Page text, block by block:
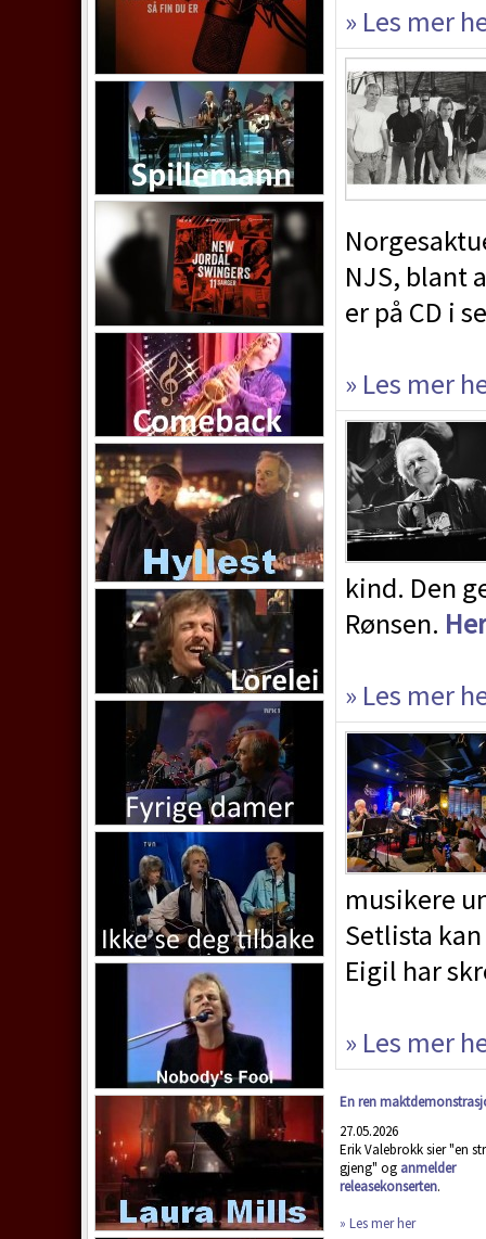
» Les mer
NJS, blant
er på CD i
» Les mer
kind. Den
Rønsen. Her
» Les mer
musikere
Setlista
Eigil har
» Les mer
En ren
27.05.2026
Erik Valebrokk sier "en
gjeng" og anmelder
releasekonserten.
» Les mer her